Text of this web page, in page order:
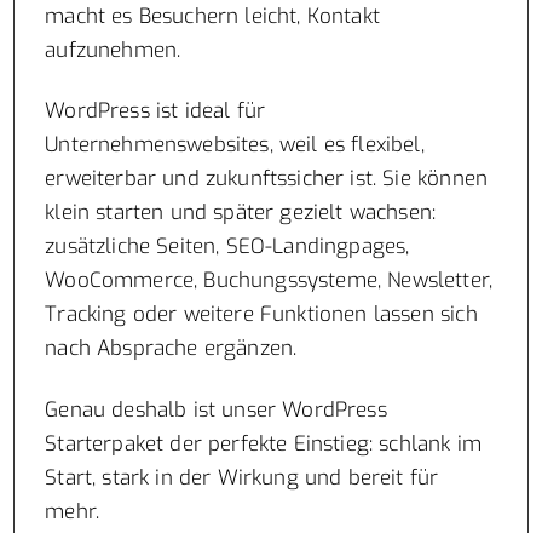
macht es Besuchern leicht, Kontakt
aufzunehmen.
WordPress ist ideal für
Unternehmenswebsites, weil es flexibel,
erweiterbar und zukunftssicher ist. Sie können
klein starten und später gezielt wachsen:
zusätzliche Seiten, SEO-Landingpages,
WooCommerce, Buchungssysteme, Newsletter,
Tracking oder weitere Funktionen lassen sich
nach Absprache ergänzen.
Genau deshalb ist unser WordPress
Starterpaket der perfekte Einstieg: schlank im
Start, stark in der Wirkung und bereit für
mehr.